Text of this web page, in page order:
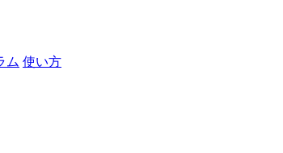
ム 使い方